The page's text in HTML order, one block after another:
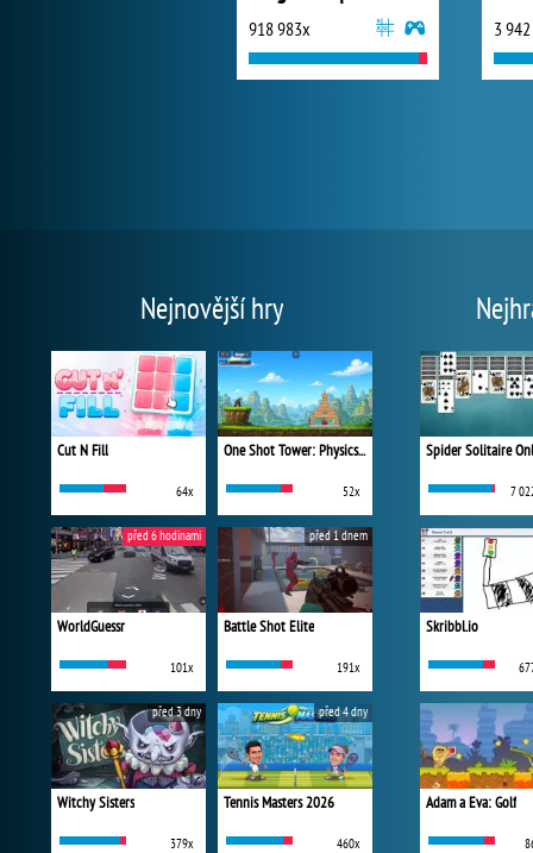
918 983x 3
Nejnovější hry
Cut N Fill
64x
One Shot Tower: Physics Destroyer
52x
WorldGuessr
101x
před 6 hodinami
Battle Shot Elite
191x
před 1 dnem
Witchy Sisters
379x
před 3 dny
Tennis Masters 2026
460x
před 4 dny
Spider Solitaire
7
Skribbl.io
Adam a Eva: Golf